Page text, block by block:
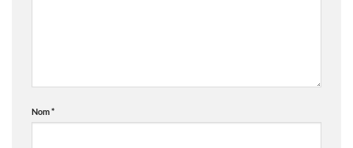
Nom*